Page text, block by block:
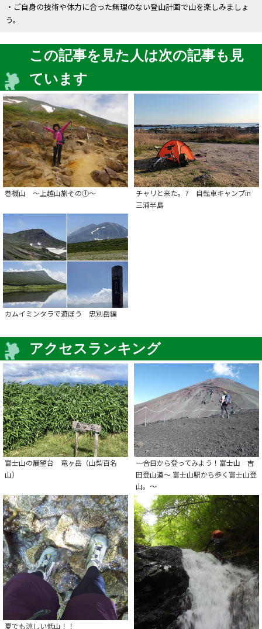
・ご自身の技術や体力に合った無理のない登山計画で山を楽しみましょ
う。
この記事を見た人は次の記事も見
ています
巻機山 ～上越山旅その①～
チャリと来た。7 自転車キャンプin
三浦半島
カムイミンタラで遊ぼう 忠別岳編
アクセスランキング
富士山の展望台 竜ヶ岳（山梨百名
山）
一合目から登ってみよう！富士山 吉
田登山道～ 富士山駅から歩く富士山登
山。～
夏でも涼しい低山！！